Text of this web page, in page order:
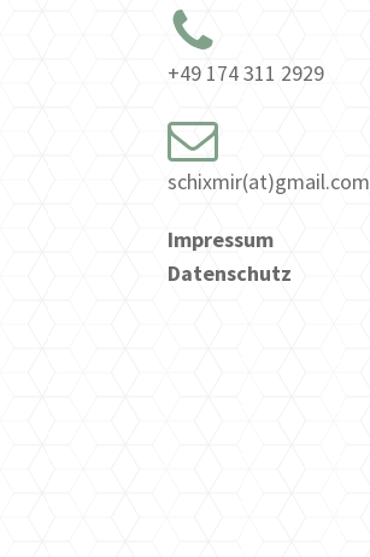
+49 174 311 2929
schixmir(at)gmail.com
Impressum
Datenschutz